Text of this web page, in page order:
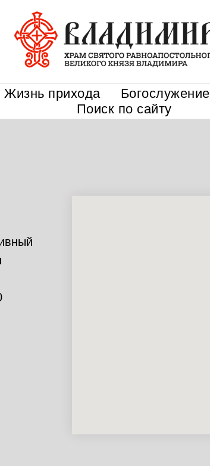
Жизнь прихода Богослужение
Поиск по сайту